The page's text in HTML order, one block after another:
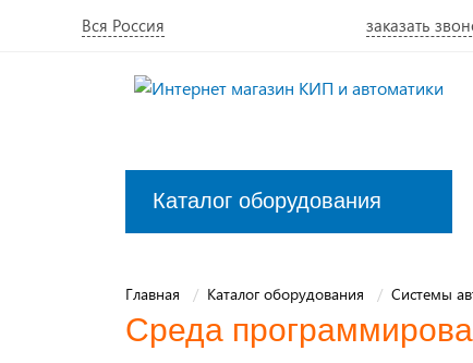
Вся Россия заказать
Каталог оборудования
Главная Каталог оборудования Системы
Среда